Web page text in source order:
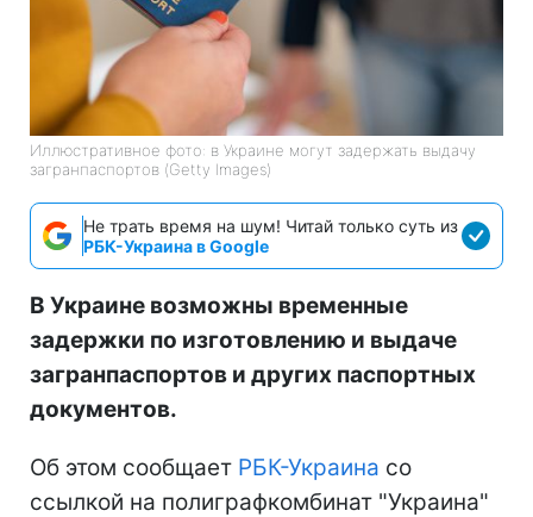
Иллюстративное фото: в Украине могут задержать выдачу
загранпаспортов (Getty Images)
Не трать время на шум! Читай только суть из
РБК-Украина в Google
В Украине возможны временные
задержки по изготовлению и выдаче
загранпаспортов и других паспортных
документов.
Об этом сообщает РБК-Украина со
ссылкой на полиграфкомбинат "Украина"